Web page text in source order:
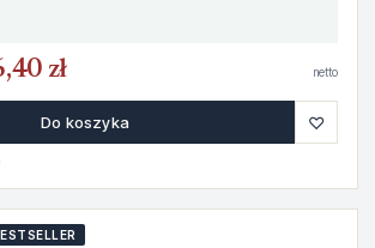
zł netto
Do koszyka ♡